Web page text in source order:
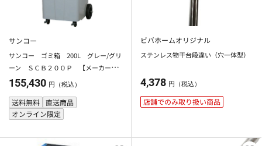
サンコー
サンコー ゴミ箱 200L グレー/グリ
ーン ＳＣＢ２００Ｐ 【メーカー直
送・代引不可】【法人限定】【日祝配
155,430 円（税込）
送料無料 直送商品
オンライン限定
ビバホームオリジナル
ステンレス物干台段違い（穴一体型）
4,378 円（税込）
店舗でのみ取り扱い商品